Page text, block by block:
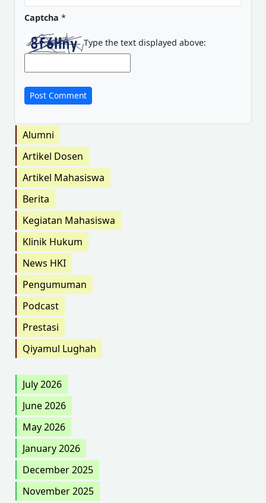
Captcha *
Type the text displayed above:
Alumni
Artikel Dosen
Artikel Mahasiswa
Berita
Kegiatan Mahasiswa
Klinik Hukum
News HKI
Pengumuman
Podcast
Prestasi
Qiyamul Lughah
July 2026
June 2026
May 2026
January 2026
December 2025
November 2025